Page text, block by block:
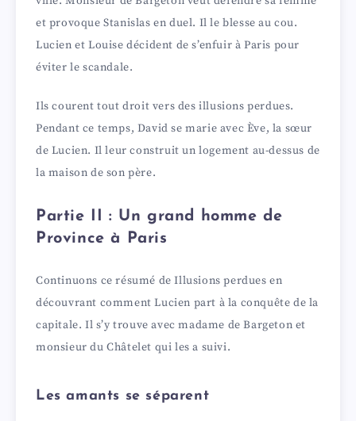
et provoque Stanislas en duel. Il le blesse au cou.
Lucien et Louise décident de s’enfuir à Paris pour
éviter le scandale.
Ils courent tout droit vers des illusions perdues.
Pendant ce temps, David se marie avec Ève, la sœur
de Lucien. Il leur construit un logement au-dessus de
la maison de son père.
Partie II : Un grand homme de
Province à Paris
Continuons ce résumé de Illusions perdues en
découvrant comment Lucien part à la conquête de la
capitale. Il s’y trouve avec madame de Bargeton et
monsieur du Châtelet qui les a suivi.
Les amants se séparent